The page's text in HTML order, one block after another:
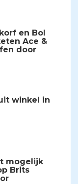
en Bol
Ace &
door
winkel in
mogelijk
Brits